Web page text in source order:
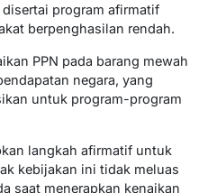
program afirmatif
berpenghasilan rendah.
PPN pada barang mewah
negara, yang
untuk program-program
langkah afirmatif untuk
kebijakan ini tidak meluas
saat menerapkan kenaikan